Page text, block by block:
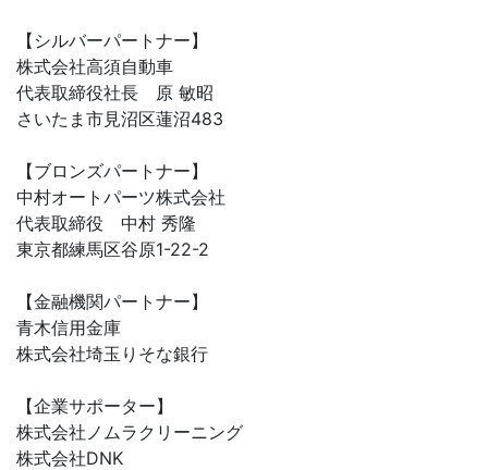
【シルバーパートナー】
株式会社高須自動車
代表取締役社長 原 敏昭
さいたま市見沼区蓮沼483
【ブロンズパートナー】
中村オートパーツ株式会社
代表取締役 中村 秀隆
東京都練馬区谷原1-22-2
【金融機関パートナー】
青木信用金庫
株式会社埼玉りそな銀行
【企業サポーター】
株式会社ノムラクリーニング
株式会社DNK